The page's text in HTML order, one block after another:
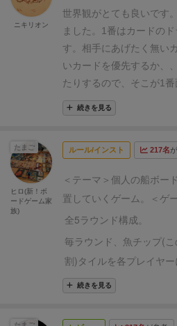
っけ？と」字だけのカー
す。プレイアビリティを
レイ人数】
3人です。
っくり考えて待ち時間が
は やや相性の悪い組み合
時間が許容できるなら良
すが、ドラフトがやや単
およそ8割の人が推奨する
な感想】 ざっくりいえ
ズ 』のドラフト＋『 パッ
ャレンジした、なかなか
可愛らしいテーマ、万人
良い線いくゲームですが、
（カード持ち越し得寄り
のカードによるドラフト
猫タイルを購入できる枚
金の獲得、得点になる課
ードによって決められ、
始時にクローズドドラフ
に残したカードは、全て
けコストを払って購入す
するコストは「魚トーク
しいカードを全て買って
苦しい、という、テラフ
ることになります。
部分は非常にベーシック(
しめるかどうかはほぼこ
で戦略性とリプレイ性は
ンド最初に20金もらえて
プレイだったので）７枚
していく。ドラフトが終
通のドラフトと違い、カ
わけではなく、カードに
いと使えない。
もらえる紫、追加得点が
黄などなど、いろいろあ
を３匹以上つなげると得
ルでおおうとネズミのマ
ると５失点くらう部屋は
ルールはいろいろあるが
ているので、割愛するが
りしてるゲーム。ただ、
世界観がとても良いです
ました。1番はカードの
す。相手にあげたく無い
いカードを優先するか、
たりするので、そこが1
した。船にきっちり猫達
です。
続きを見る
ニキリオン
ルール/インスト 217名
＜テーマ＞ 個人の船ボー
置していくゲーム。
＜ゲ
全5ラウンド構成。
毎ラウンド、魚チップ(
割)タイルを各プレイヤー
その後、島ボードの左右
4人プレイだと8枚ずつ計
続きを見る
たまご
ヒロ(新！ボ
ードゲーム家
族)